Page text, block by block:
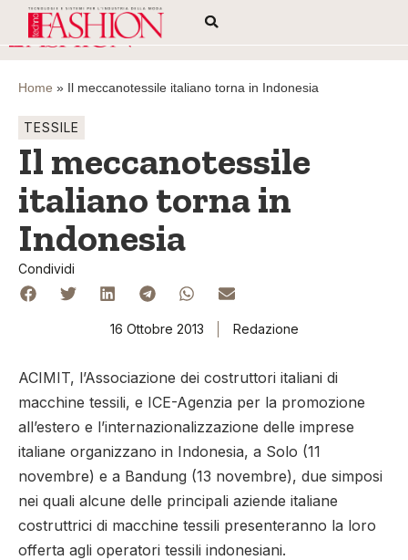
Home » Il meccanotessile italiano torna in Indonesia
TESSILE
Il meccanotessile
italiano torna in
Indonesia
Condividi
16 Ottobre 2013 Redazione
ACIMIT, l’Associazione dei costruttori italiani di
macchine tessili, e ICE-Agenzia per la promozione
all’estero e l’internazionalizzazione delle imprese
italiane organizzano in Indonesia, a Solo (11
novembre) e a Bandung (13 novembre), due simposi
nei quali alcune delle principali aziende italiane
costruttrici di macchine tessili presenteranno la loro
offerta agli operatori tessili indonesiani.